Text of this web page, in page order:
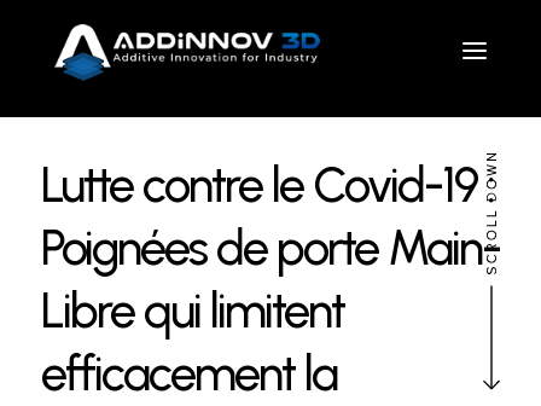
Lutte contre le Covid-19 :
Poignées de porte Main-
Libre qui limitent
efficacement la